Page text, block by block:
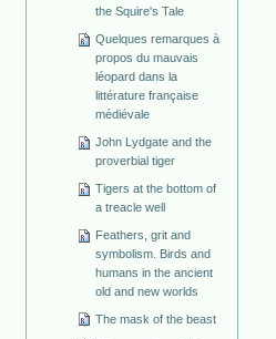
the Squire's Tale
Quelques remarques à
propos du mauvais
léopard dans la
littérature française
médiévale
John Lydgate and the
proverbial tiger
Tigers at the bottom of
a treacle well
Feathers, grit and
symbolism. Birds and
humans in the ancient
old and new worlds
The mask of the beast